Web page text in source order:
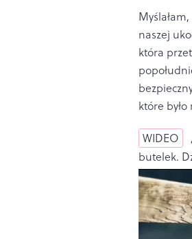
naszej
która
które
WIDEO
butelek.